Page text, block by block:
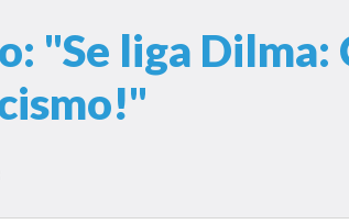
"Se liga Dilma: